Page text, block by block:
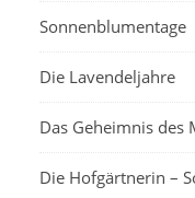
Sonnenblumentage
Die Lavendeljahre
Das Geheimnis des
Die Hofgärtnerin –